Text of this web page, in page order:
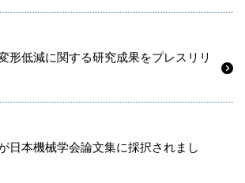
形低減に関する研究成果をプレスリリ
日本機械学会論文集に採択されまし